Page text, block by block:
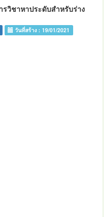
รวิชาหาประดับสำหรับร่าง
วันที่สร้าง :19/01/2021